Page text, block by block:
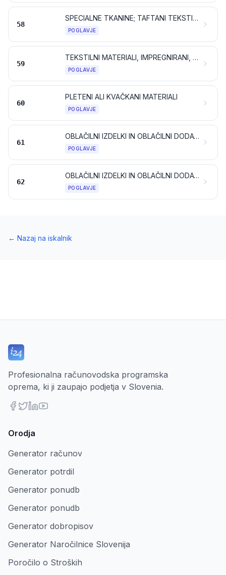
58
SPECIALNE TKANINE; TAFTANI TEKSTILNI MATERIALI; ČIPKE; TAPISERIJE; POZAMENTERIJA; VEZENINE
POGLAVJE
59
TEKSTILNI MATERIALI, IMPREGNIRANI, PREMAZANI, PREVLEČENI, PREKRITI ALI LAMINIRANI; TEKSTILNI IZDELKI, PRIMERNI ZA TEHNIČNE NAMENE
POGLAVJE
60
PLETENI ALI KVAČKANI MATERIALI
POGLAVJE
61
OBLAČILNI IZDELKI IN OBLAČILNI DODATKI, PLETENI ALI KVAČKANI
POGLAVJE
62
OBLAČILNI IZDELKI IN OBLAČILNI DODATKI, NEPLETENI ALI NEKVAČKANI
POGLAVJE
← Nazaj na iskalnik
Profesionalna računovodska programska
oprema, ki ji zaupajo podjetja v Slovenia.
Orodja
Generator računov
Generator potrdil
Generator ponudb
Generator ponudb
Generator dobropisov
Generator Naročilnice Slovenija
Poročilo o Stroških